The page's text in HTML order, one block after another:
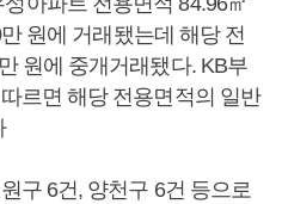
원에 거래됐는데 해당 전
원에 중개거래됐다. KB부
르면 해당 전용면적의 일반
구 6건, 양천구 6건 등으로